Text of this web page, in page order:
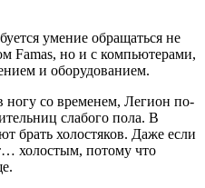
умение обращаться не
Famas, но и с компьютерами,
и оборудованием.
ногу со временем, Легион по-
слабого пола. В
брать холостяков. Даже если
холостым, потому что